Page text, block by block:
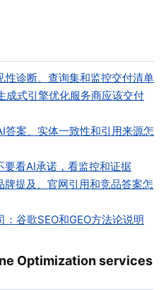
性诊断、查询集和监控交付清单
成式引擎优化服务商应该交付
答案、实体一致性和引用来源怎
看AI承诺，看监控和证据
提及、官网引用和竞品答案怎
谷歌SEO和GEO方法论说明
Optimization services